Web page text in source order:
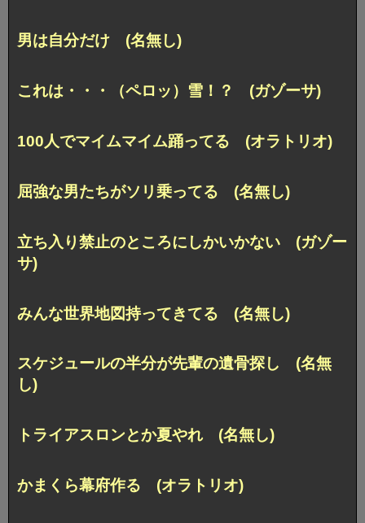
男は自分だけ (名無し)
これは・・・（ペロッ）雪！？ (ガゾーサ)
100人でマイムマイム踊ってる (オラトリオ)
屈強な男たちがソリ乗ってる (名無し)
立ち入り禁止のところにしかいかない (ガゾー
サ)
みんな世界地図持ってきてる (名無し)
スケジュールの半分が先輩の遺骨探し (名無
し)
トライアスロンとか夏やれ (名無し)
かまくら幕府作る (オラトリオ)